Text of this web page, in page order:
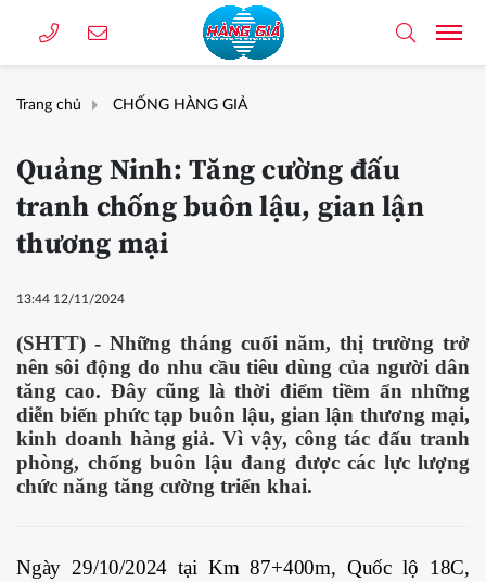
Trang chủ CHỐNG HÀNG GIẢ
Quảng Ninh: Tăng cường đấu
tranh chống buôn lậu, gian lận
thương mại
13:44 12/11/2024
(SHTT) - Những tháng cuối năm, thị trường trở
nên sôi động do nhu cầu tiêu dùng của người dân
tăng cao. Đây cũng là thời điểm tiềm ẩn những
diễn biến phức tạp buôn lậu, gian lận thương mại,
kinh doanh hàng giả. Vì vậy, công tác đấu tranh
phòng, chống buôn lậu đang được các lực lượng
chức năng tăng cường triển khai.
Ngày 29/10/2024 tại Km 87+400m, Quốc lộ 18C,